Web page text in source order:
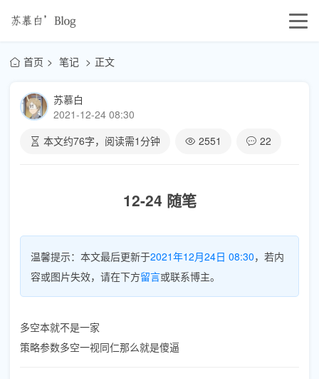
首页 笔记 正文
苏慕白
2021-12-24 08:30
本文约76字，阅读需1分钟 2551 22
12-24 随笔
温馨提示：本文最后更新于2021年12月24日 08:30，若内
容或图片失效，请在下方留言或联系博主。
多空本就不是一家
策略参数多空一视同仁那么就是傻逼